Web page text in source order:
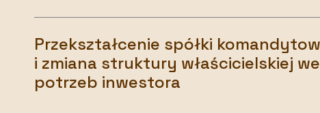
Przekształcenie spółki
i zmiana struktury właścicielskiej
potrzeb inwestora